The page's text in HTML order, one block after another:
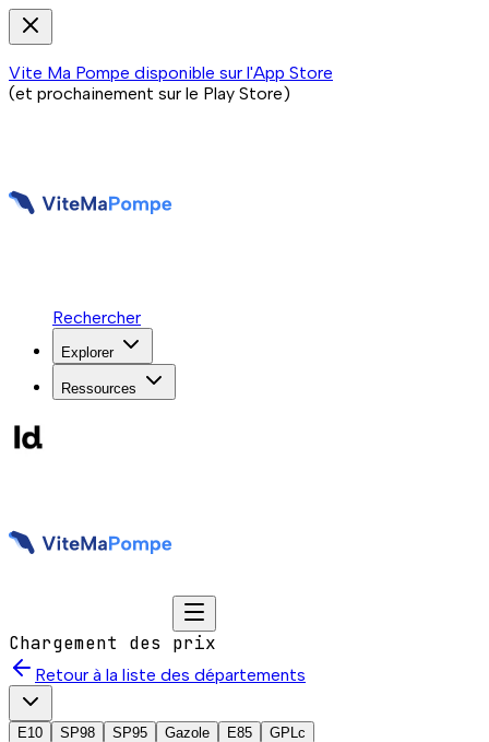
Vite Ma Pompe disponible sur l'App Store
(et prochainement sur le Play Store)
Rechercher
Explorer
Ressources
Chargement des prix
Retour à la liste des départements
E10 SP98 SP95 Gazole E85 GPLc